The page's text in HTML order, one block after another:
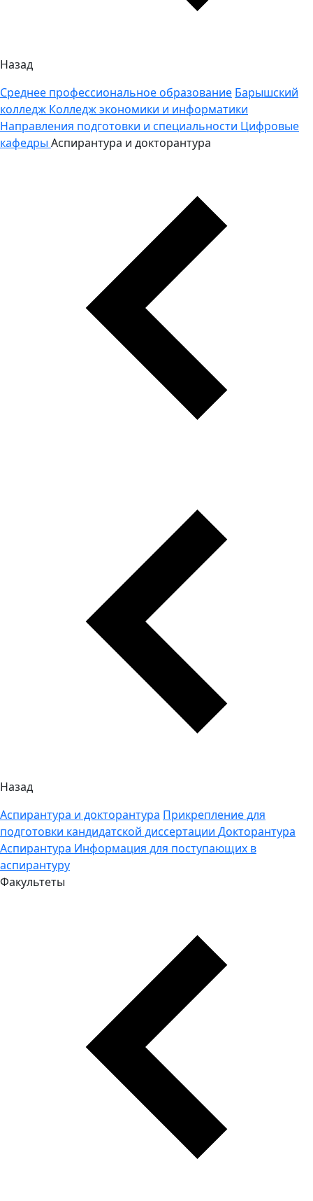
Назад
Среднее профессиональное образование Барышский
колледж Колледж экономики и информатики
Направления подготовки и специальности Цифровые
кафедры Аспирантура и докторантура
Назад
Аспирантура и докторантура Прикрепление для
подготовки кандидатской диссертации Докторантура
Аспирантура Информация для поступающих в
аспирантуру
Факультеты